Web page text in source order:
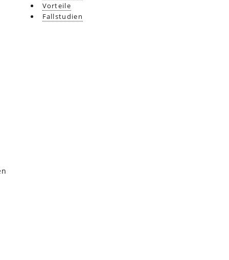
Vorteile
Fallstudien